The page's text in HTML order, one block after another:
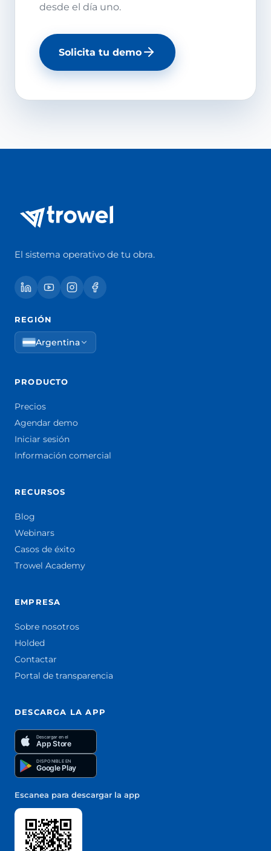
desde el día uno.
Solicita tu demo
El sistema operativo de tu obra.
REGIÓN
Argentina
PRODUCTO
Precios
Agendar demo
Iniciar sesión
Información comercial
RECURSOS
Blog
Webinars
Casos de éxito
Trowel Academy
EMPRESA
Sobre nosotros
Holded
Contactar
Portal de transparencia
DESCARGA LA APP
Descargar en el
App Store
DISPONIBLE EN
Google Play
Escanea para descargar la app